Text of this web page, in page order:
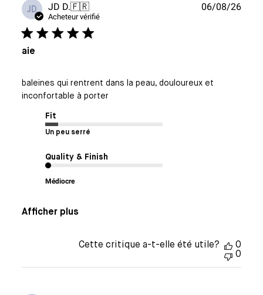
JD JD D.🇫🇷
Acheteur vérifié
aie
baleines qui rentrent dans la peau, douloureux et
inconfortable à porter
Fit
Un peu serré
Quality & Finish
Médiocre
Afficher plus
Date
06/08/26
Cette critique a-t-elle été utile?
0
0